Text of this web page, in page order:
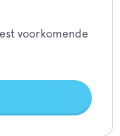
voorkomende